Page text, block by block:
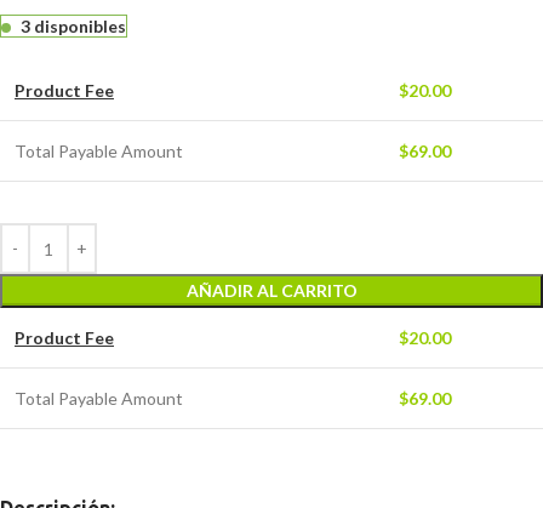
3 disponibles
Product Fee $20.00
Total Payable Amount $69.00
AÑADIR AL CARRITO
Product Fee $20.00
Total Payable Amount $69.00